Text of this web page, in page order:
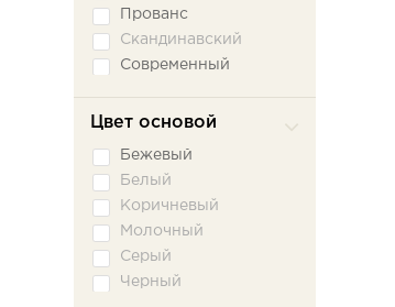
Прованс
Скандинавский
Современный
Цвет основой
Бежевый
Белый
Коричневый
Молочный
Серый
Черный